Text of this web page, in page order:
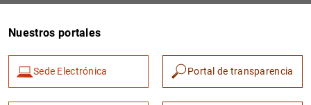
Nuestros portales
Sede Electrónica Portal de transparencia